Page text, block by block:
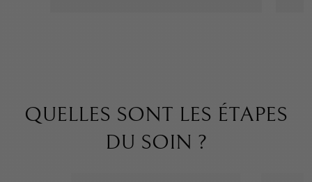
QUELLES SONT LES ÉTAPES
DU SOIN ?